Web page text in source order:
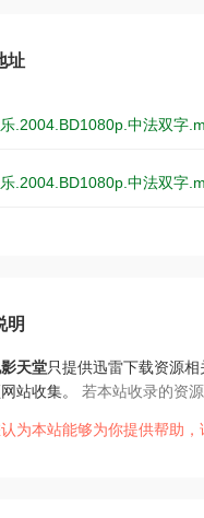
址
.2004.BD1080p.中法双字
.2004.BD1080p.中法双字
明
天堂只提供迅雷下载资源
站收集。 若本站收录的资
为本站能够为你提供帮助